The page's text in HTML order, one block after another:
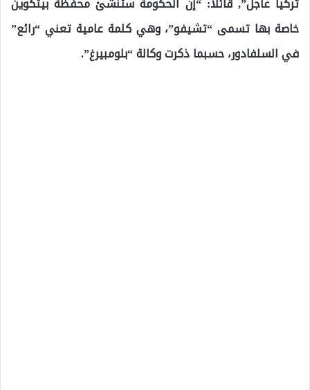
خاصة بها تسمى “تشيفو”، وهي كلمة عامية تعني “رائع”
في السلفادور، حسبما ذكرت وكالة “بلومبيرغ”.